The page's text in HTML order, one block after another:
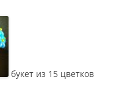
букет из 15 цветков